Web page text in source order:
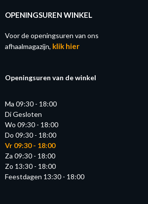
OPENINGSUREN WINKEL
Voor de openingsuren van ons
afhaalmagazijn, klik hier
Openingsuren van de winkel
Ma 09:30 - 18:00
Di Gesloten
Wo 09:30 - 18:00
Do 09:30 - 18:00
Vr 09:30 - 18:00
Za 09:30 - 18:00
Zo 13:30 - 18:00
Feestdagen 13:30 - 18:00